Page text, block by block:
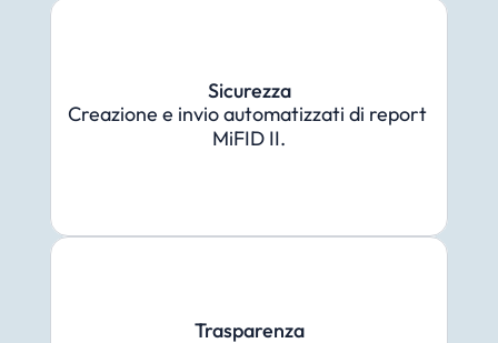
Sicurezza
Creazione e invio automatizzati di report
MiFID II.
Trasparenza